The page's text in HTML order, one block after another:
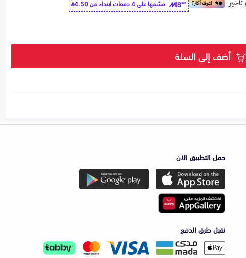
قسّمها على 4 دفعات ابتداء من
4.50
أضف إلى السلة
حمل التطبيق الان
نقبل طرق الدفع